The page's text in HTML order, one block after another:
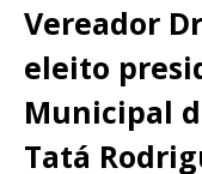
Vereador
eleito
Municipal
Tatá